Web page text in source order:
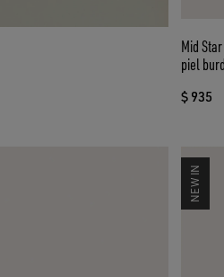
Mid
piel
$ 935
NEW IN